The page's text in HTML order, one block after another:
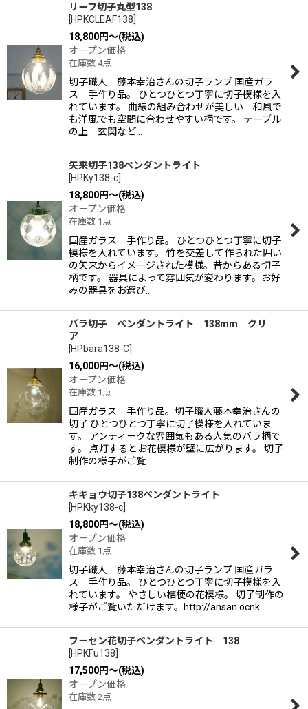
リーフ切子丸型138
[HPKCLEAF138
18,800円～(税込)
オープン価格
在庫数 4点
切子職人 藤本幸治さんの切子ランプ 国産ガラ
ス 手作り品。 ひとつひとつ丁寧に切子模様を入
れています。 曲線の組み合わせが美しい 和風で
も洋風でも空間に合わせやすい柄です。 テーブル
の上 玄関など…
矢来切子138ペンダントライト
[HPKy138-c
18,800円～(税込)
オープン価格
在庫数 1点
国産ガラス 手作り品。 ひとつひとつ丁寧に切子
模様を入れています。 竹を交差して作られた囲い
の矢来からイメージされた模様。昔からある切子
柄です。 器具によって雰囲気が変わります。お好
みの器具をお選び…
バラ切子 ペンダントライト 138mm クリ
ア
[HPbara138-C
16,000円～(税込)
オープン価格
在庫数 1点
国産ガラス 手作り品。切子職人藤本幸治さんの
切子 ひとつひとつ丁寧に切子模様を入れていま
す。 アンティークな雰囲気もある人気のバラ柄で
す。 点灯するとお花模様が壁に広がります。 切子
制作の様子がご覧…
キキョウ切子138ペンダントライト
[HPKky138-c
18,800円～(税込)
オープン価格
在庫数 1点
切子職人 藤本幸治さんの切子ランプ 国産ガラ
ス 手作り品。 ひとつひとつ丁寧に切子模様を入
れています。 やさしい桔梗の花模様。 切子制作の
様子がご覧いただけます。http://ansan.ocnk…
フーセン花切子ペンダントライト 138
[HPKFu138
17,500円～(税込)
オープン価格
在庫数 2点